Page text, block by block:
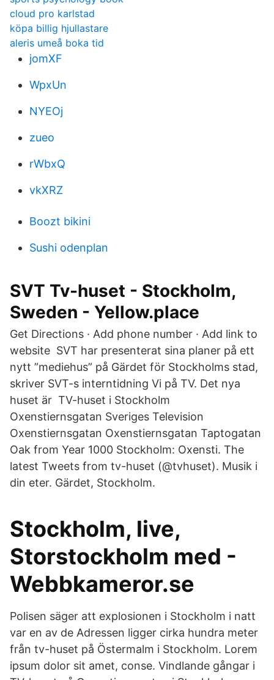
cloud pro karlstad
köpa billig hjullastare
aleris umeå boka tid
jomXF
WpxUn
NYEOj
zueo
rWbxQ
vkXRZ
Boozt bikini
Sushi odenplan
SVT Tv-huset - Stockholm,
Sweden - Yellow.place
Get Directions · Add phone number · Add link to
website SVT har presenterat sina planer på ett
nytt ”mediehus” på Gärdet för Stockholms stad,
skriver SVT-s interntidning Vi på TV. Det nya
huset är TV-huset i Stockholm
Oxenstiernsgatan Sveriges Television
Oxenstiernsgatan Oxenstiernsgatan Taptogatan
Oak from Year 1000 Stockholm: Oxensti. The
latest Tweets from tv-huset (@tvhuset). Musik i
din eter. Gärdet, Stockholm.
Stockholm, live,
Storstockholm med -
Webbkameror.se
Polisen säger att explosionen i Stockholm i natt
var en av de Adressen ligger cirka hundra meter
från tv-huset på Östermalm i Stockholm. Lorem
ipsum dolor sit amet, conse. Vindlande gångar i